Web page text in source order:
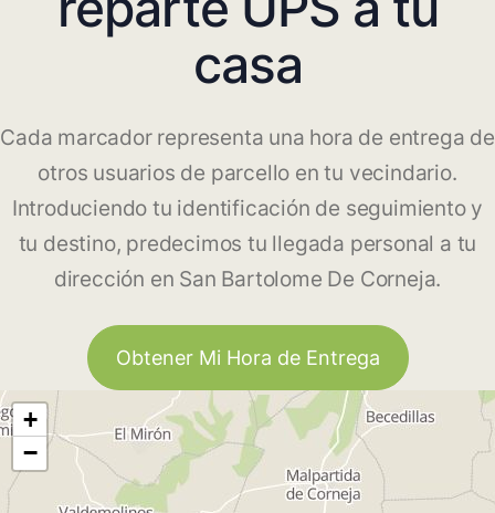
casa
Cada marcador representa una hora de entrega de
otros usuarios de parcello en tu vecindario.
Introduciendo tu identificación de seguimiento y
tu destino, predecimos tu llegada personal a tu
dirección en San Bartolome De Corneja.
Obtener Mi Hora de Entrega
+
−